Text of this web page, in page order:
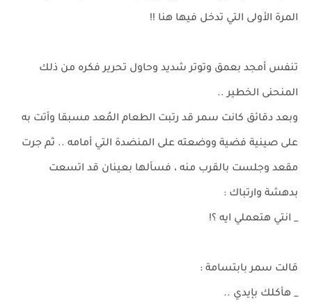
المرة الأولى التي تدخل فيها هنا !!
تنفس أمجد بعمق وتوتر شديد وحاول تحرير فكره من ذلك
المنحنى الخطير ..
وبعد دقائق كانت سمر قد رتبت الطعام المُعد مسبقا وأتت به
على صينية فضية ووضعته على المنضدة التي أمامه .. ثم جرت
مقعد وجلست بالقرب منه ، فسألها بعينان قد اتسعت
بدهشة وارتباك :
_ انتي هتعملي ايه ؟!
قالت سمر بابتسامة :
_ هأكلك بإيدي ..